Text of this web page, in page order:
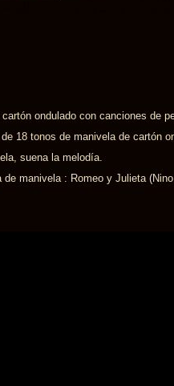
ondulado con canciones de
18 tonos de manivela de cartón
suena la melodía.
manivela : Romeo y Julieta (Nino